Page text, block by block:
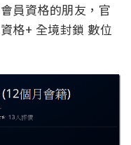
員資格的朋友，官
格+ 全境封鎖 數位